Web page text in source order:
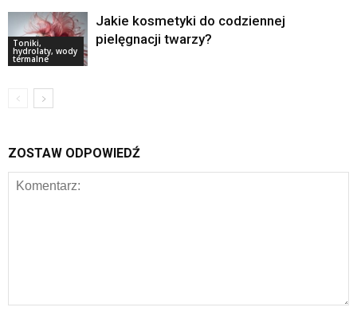
Toniki,
hydrolaty, wody
termalne
Jakie kosmetyki do codziennej
pielęgnacji twarzy?
ZOSTAW ODPOWIEDŹ